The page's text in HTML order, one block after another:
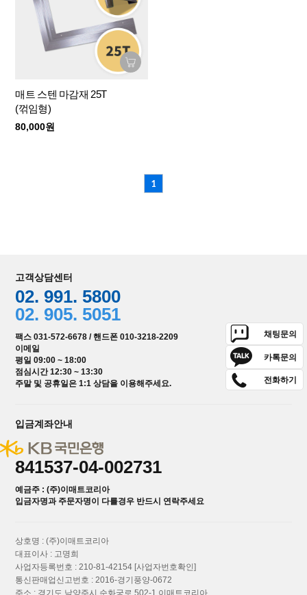
매트 스텐 마감재 25T
(꺾임형)
80,000원
1
고객상담센터
02. 991. 5800
02. 905. 5051
팩스 031-572-6678 / 핸드폰 010-3218-2209
이메일
평일 09:00 ~ 18:00
점심시간 12:30 ~ 13:30
주말 및 공휴일은 1:1 상담을 이용해주세요.
채팅문의
카톡문의
전화하기
입금계좌안내
841537-04-002731
예금주 : (주)이매트코리아
입금자명과 주문자명이 다를경우 반드시 연락주세요
상호명 : (주)이매트코리아
대표이사 : 고명희
사업자등록번호 : 210-81-42154 [사업자번호확인]
통신판매업신고번호 : 2016-경기풍양-0672
주소 : 경기도 남양주시 순화궁로 502-1 이매트코리아